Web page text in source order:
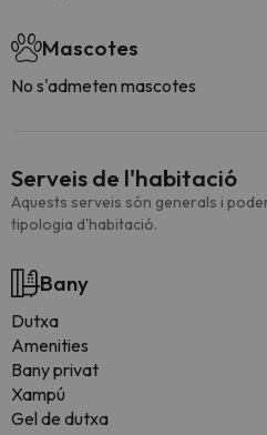
Mascotes
No s'admeten mascotes
Serveis de l'habitació
Aquests serveis són generals i
tipologia d'habitació.
Bany
Dutxa
Amenities
Bany privat
Xampú
Gel de dutxa